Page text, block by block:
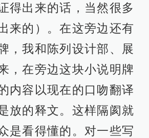
得出来的话，当然很多
来的）。在这旁边还有
，我和陈列设计部、展
，在旁边这块小说明牌
内容以现在的口吻翻译
放的释文。这样隔阂就
是看得懂的。对一些写